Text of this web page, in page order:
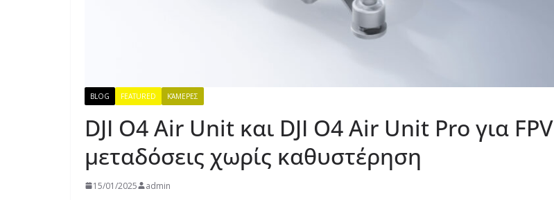
BLOG FEATURED ΚΆΜΕΡΕΣ
DJI O4 Air Unit και DJI O4 Air Unit Pro για FPV
μεταδόσεις χωρίς καθυστέρηση
15/01/2025 admin